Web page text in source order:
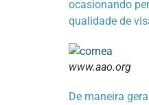
ocasionando
qualidade de
www.aao.org
De maneira